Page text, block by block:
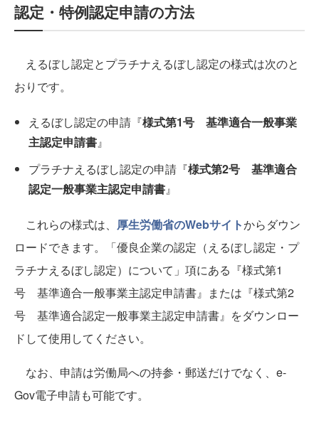
認定・特例認定申請の方法
えるぼし認定とプラチナえるぼし認定の様式は次のと
おりです。
えるぼし認定の申請『様式第1号 基準適合一般事業
主認定申請書』
プラチナえるぼし認定の申請『様式第2号 基準適合
認定一般事業主認定申請書』
これらの様式は、 厚生労働省のWebサイトからダウン
ロードできます。「優良企業の認定（えるぼし認定・プ
ラチナえるぼし認定）について」項にある『様式第1
号 基準適合一般事業主認定申請書』または『様式第2
号 基準適合認定一般事業主認定申請書』をダウンロー
ドして使用してください。
なお、申請は労働局への持参・郵送だけでなく、e-
Gov電子申請も可能です。